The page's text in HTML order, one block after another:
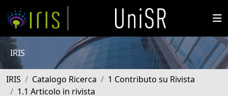
IRIS
IRIS Catalogo Ricerca
1 Contributo su Rivista
1.1 Articolo in rivista